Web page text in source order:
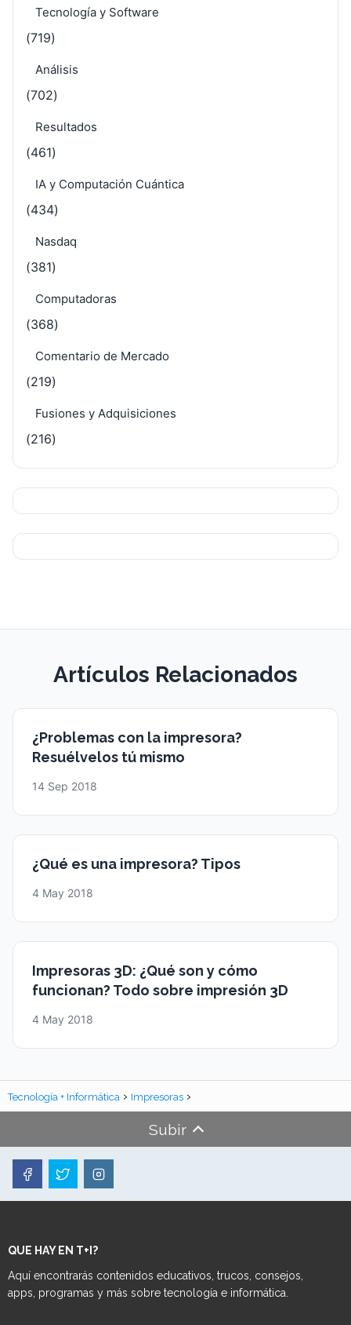
Tecnología y Software
(719)
Análisis
(702)
Resultados
(461)
IA y Computación Cuántica
(434)
Nasdaq
(381)
Computadoras
(368)
Comentario de Mercado
(219)
Fusiones y Adquisiciones
(216)
Artículos Relacionados
¿Problemas con la impresora?
Resuélvelos tú mismo
14 Sep 2018
¿Qué es una impresora? Tipos
4 May 2018
Impresoras 3D: ¿Qué son y cómo
funcionan? Todo sobre impresión 3D
4 May 2018
Tecnología + Informática Impresoras
Subir
QUE HAY EN T+I?
Aquí encontrarás contenidos educativos, trucos, consejos,
apps, programas y más sobre tecnología e informática.